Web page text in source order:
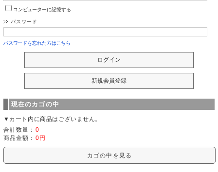
コンピューターに記憶する
パスワード
パスワードを忘れた方はこちら
現在のカゴの中
▼カート内に商品はございません。
合計数量： 0
商品金額： 0円
カゴの中を見る